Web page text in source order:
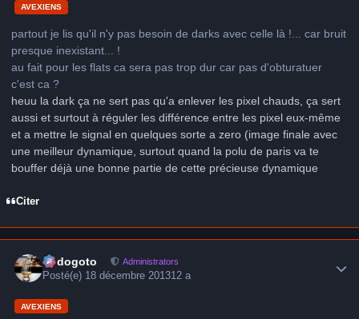
AVEXIENS
partout je lis qu'il n'y pas besoin de darks avec celle là !... car bruit
presque inexistant... !
au fait pour les flats ca sera pas trop dur car pas d'obturatuer
c'est ca ?
heuu la dark ça ne sert pas qu'a enlever les pixel chauds, ça sert
aussi et surtout à réguler les différence entre les pixel eux-même
et a mettre le signal en quelques sorte a zero (image finale avec
une meilleur dynamique, surtout quand la polu de paris va te
bouffer déjà une bonne partie de cette précieuse dynamique
Citer
frédogoto Administrators
Posté(e) 18 décembre 201312 a
AVEXIENS